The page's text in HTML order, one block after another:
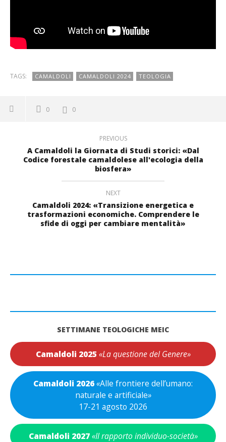
TAGS: CAMALDOLI CAMALDOLI 2024 TEOLOGIA
0 0
PREVIOUS
A Camaldoli la Giornata di Studi storici: «Dal
Codice forestale camaldolese all'ecologia della
biosfera»
NEXT
Camaldoli 2024: «Transizione energetica e
trasformazioni economiche. Comprendere le
sfide di oggi per cambiare mentalità»
SETTIMANE TEOLOGICHE MEIC
Camaldoli 2025 «La questione del Genere»
Camaldoli 2026«Alle frontiere dell’umano:
naturale e artificiale»
17-21 agosto 2026
Camaldoli 2027 «Il rapporto individuo-società»